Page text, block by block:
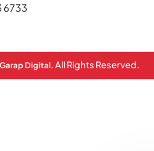
6733
Garap Digital. All Rights Reserved.